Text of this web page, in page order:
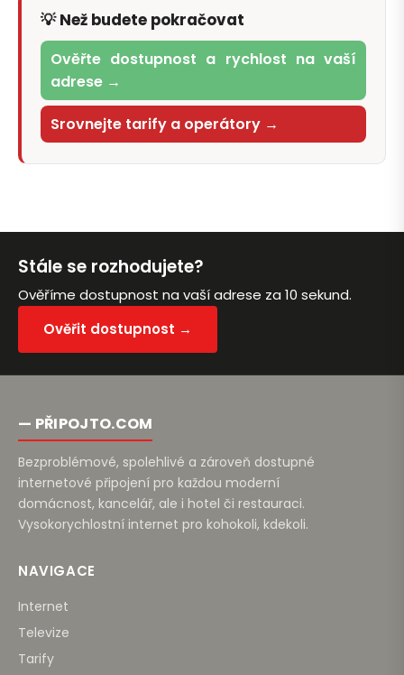
💡 Než budete pokračovat
Ověřte dostupnost a rychlost na vaší
adrese →
Srovnejte tarify a operátory →
Stále se rozhodujete?
Ověříme dostupnost na vaší adrese za 10 sekund.
Ověřit dostupnost →
— PŘIPOJTO.COM
Bezproblémové, spolehlivé a zároveň dostupné
internetové připojení pro každou moderní
domácnost, kancelář, ale i hotel či restauraci.
Vysokorychlostní internet pro kohokoli, kdekoli.
NAVIGACE
Internet
Televize
Tarify